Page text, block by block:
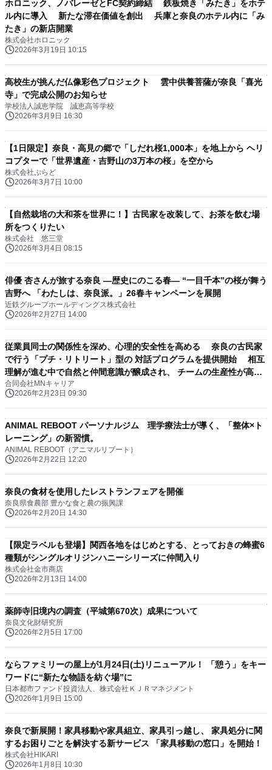
ホロニック、ノバレーゼとFC契約締結 鉄板焼き「みたき」をホテ
ル内に導入 新たな滞在価値を創出 兵庫と奈良のホテル内に「み
たき」の新店開業
株式会社ホロニック
2026年3月19日 10:15
高校生が挑んだ仏像彩色プロジェクト 雲中供養菩薩が奈良「喜光
寺」で完成公開のお知らせ
学校法人誠恵学院 誠恵高等学校
2026年3月9日 16:30
【1日限定】奈良・高見の郷で「しだれ桜1,000本」を地上から ヘリ
コプターで「世界遺産・吉野山の3万本の桜」を空から
株式会社ぷらど
2026年3月7日 10:00
【自然栽培の大和茶を世界に！】古民家を改装して、お茶を飲む場
所をつくりたい
株式会社 悠三堂
2026年3月4日 08:15
俳優 杏さんが旅する奈良 ―歴史にのこる春― “一目千本”の桜が舞う
吉野へ 「わたしは、奈良派。」26春キャンペーンを展開
近鉄グループホールディングス株式会社
2026年2月27日 14:00
従業員同士の関係性を深め、心理的安全性を高める 奈良の古民家
で行う「プチ・リトリート」型の 対話プログラムを提供開始 相互
理解が進む中で自然と仲間意識が醸成され、 チームの生産性が高ま
ります
合同会社MNキャリア
2026年2月23日 09:30
ANIMAL REBOOT パーソナルジム 理学療法士が導く、「整体×ト
レーニング」の新習慣。
ANIMAL REBOOT（アニマルリブート）
2026年2月22日 12:20
奈良の食材を使用したレストランフェアを開催
奈良県食農部 豊かな食と農の振興課
2026年2月20日 14:30
【限定ラベルも登場】関西各地をはじめとする、とっておきの蜂蜜6
種類がシングルオリジンハニーシリーズに仲間入り
株式会社金市商店
2026年2月13日 14:00
薬師寺旧境内の調査（平城第670次）成果について
奈良文化財研究所
2026年2月5日 17:00
ならファミリーの屋上が1月24日(土)リニューアル！ 「憩う」をキー
ワードに“新たな物語を紡ぐ場”に
日本都市ファンド投資法人、株式会社ＫＪＲマネジメント
2026年1月9日 15:00
奈良で新展開！家具移動や家具組立、家具引っ越し、 家具処分に関
するお困りごとを解決する新サービス 「家具移動の窓口」を開始！
株式会社HIKARI
2026年1月8日 10:30